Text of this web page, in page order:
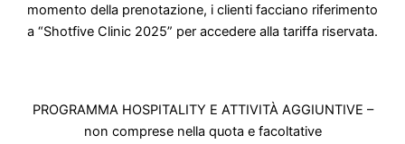
momento della prenotazione, i clienti facciano riferimento
a “Shotfive Clinic 2025” per accedere alla tariffa riservata.
PROGRAMMA HOSPITALITY E ATTIVITÀ AGGIUNTIVE –
non comprese nella quota e facoltative